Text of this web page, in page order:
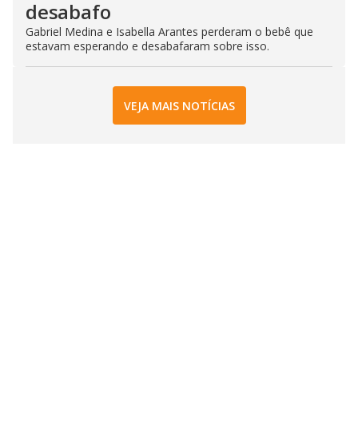
desabafo
Gabriel Medina e Isabella Arantes perderam o bebê que
estavam esperando e desabafaram sobre isso.
VEJA MAIS NOTÍCIAS